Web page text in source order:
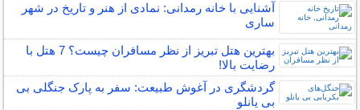
آشنایی با خانه رمدانی: نمادی از هنر و تاریخ در شهر
ساری
بهترین هتل تبریز از نظر مسافران چیست؟ 7 هتل با
رضایت بالا!
گردشگری در آغوش طبیعت: سفر به پارک جنگلی بی
بی یانلو